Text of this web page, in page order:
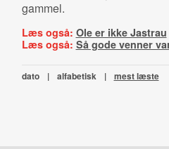
gammel.
Læs også: Ole er ikke Jastrau
Læs også: Så gode venner
dato | alfabetisk | mest læste